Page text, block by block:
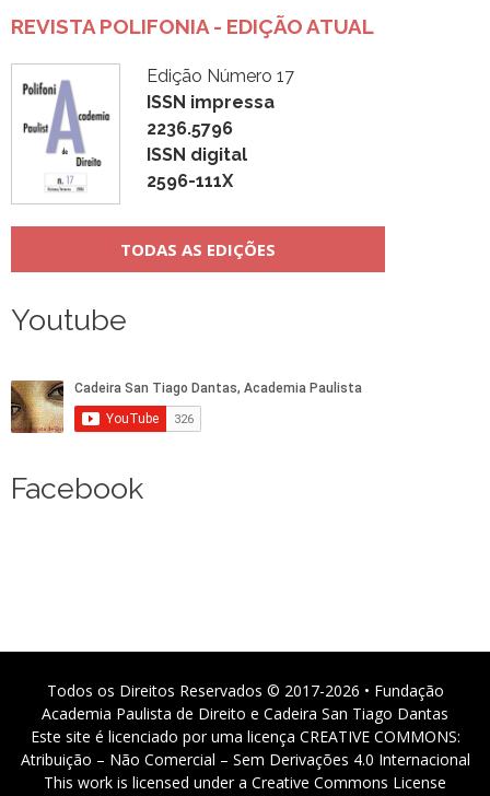
REVISTA POLIFONIA - EDIÇÃO ATUAL
Edição Número 17
ISSN impressa
2236.5796
ISSN digital
2596-111X
TODAS AS EDIÇÕES
Youtube
Facebook
Todos os Direitos Reservados © 2017-2026 • Fundação
Academia Paulista de Direito e Cadeira San Tiago Dantas
Este site é licenciado por uma licença CREATIVE COMMONS:
Atribuição – Não Comercial – Sem Derivações 4.0 Internacional
This work is licensed under a Creative Commons License